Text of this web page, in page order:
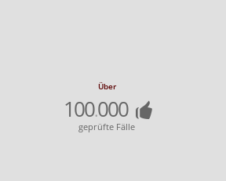
Über
100.000
geprüfte Fälle